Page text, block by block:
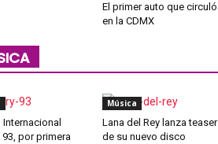
El primer auto que circuló
en la CDMX
Internacional
93, por primera
Música
Lana del Rey lanza teaser
de su nuevo disco